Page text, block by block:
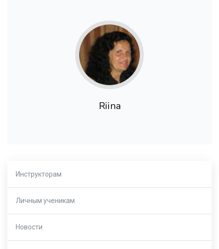
Riina
Инструкторам
Личным ученикам
Новости